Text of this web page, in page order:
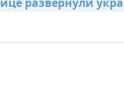
развернули